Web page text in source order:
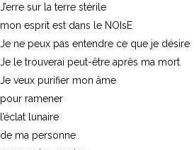
J’erre sur la terre stérile
mon esprit est dans le NOIsE
Je ne peux pas entendre ce que je désire
Je le trouverai peut-être après ma mort
Je veux purifier mon âme
pour ramener
l’éclat lunaire
de ma personne